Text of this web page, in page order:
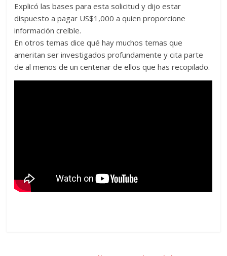
Explicó las bases para esta solicitud y dijo estar
dispuesto a pagar US$1,000 a quien proporcione
información creíble.
En otros temas dice qué hay muchos temas que
ameritan ser investigados profundamente y cita parte
de al menos de un centenar de ellos que has recopilado.